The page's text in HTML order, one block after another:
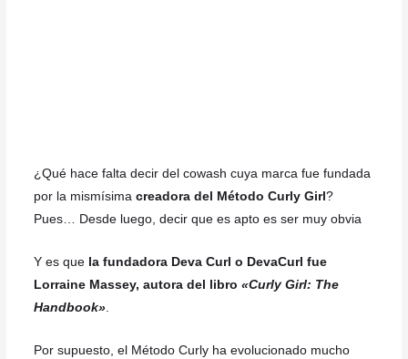
¿Qué hace falta decir del cowash cuya marca fue fundada
por la mismísima creadora del Método Curly Girl ?
Pues… Desde luego, decir que es apto es ser muy obvia
Y es quela fundadora Deva Curl o DevaCurl fue
Lorraine Massey, autora del libro «Curly Girl: The
Handbook».
Por supuesto, el Método Curly ha evolucionado mucho